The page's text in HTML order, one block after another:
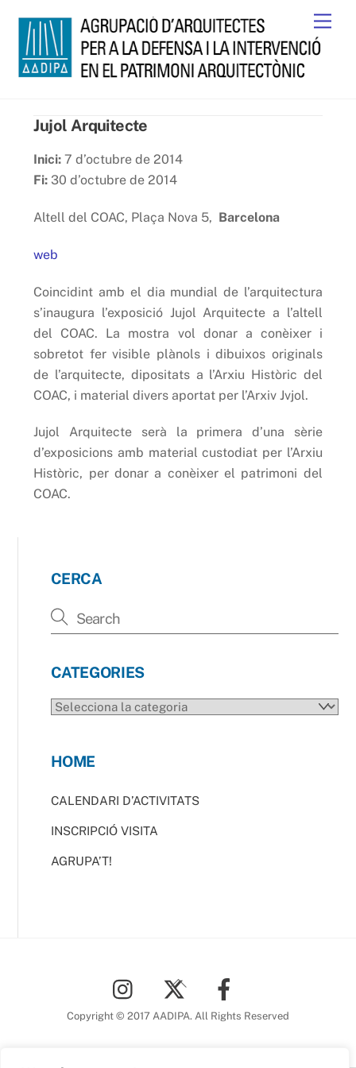
content
Jujol Arquitecte
Inici: 7 d’octubre de 2014
Fi: 30 d’octubre de 2014
Altell del COAC, Plaça Nova 5, Barcelona
web
Coincidint amb el dia mundial de l’arquitectura
s’inaugura l’exposició Jujol Arquitecte a l’altell
del COAC. La mostra vol donar a conèixer i
sobretot fer visible plànols i dibuixos originals
de l’arquitecte, dipositats a l’Arxiu Històric del
COAC, i material divers aportat per l’Arxiv Jvjol.
Jujol Arquitecte serà la primera d’una sèrie
d’exposicions amb material custodiat per l’Arxiu
Històric, per donar a conèixer el patrimoni del
COAC.
CERCA
CATEGORIES
CATEGORIES
HOME
CALENDARI D’ACTIVITATS
INSCRIPCIÓ VISITA
AGRUPA’T!
To
Top
Copyright © 2017 AADIPA. All Rights Reserved